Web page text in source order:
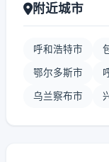
附近城市
呼和浩特市
鄂尔多斯市
乌兰察布市